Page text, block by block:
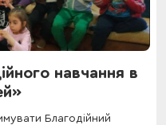
навчання в
Благодійний